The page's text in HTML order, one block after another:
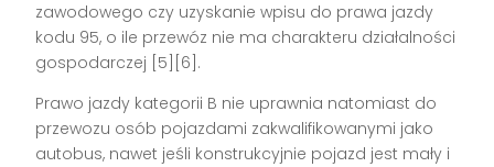
zawodowego czy uzyskanie wpisu do prawa jazdy
kodu 95, o ile przewóz nie ma charakteru działalności
gospodarczej [5][6] .
Prawo jazdy kategorii B nie uprawnia natomiast do
przewozu osób pojazdami zakwalifikowanymi jako
autobus, nawet jeśli konstrukcyjnie pojazd jest mały i